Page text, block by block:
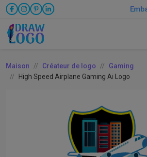
Maison Créateur de logo
Gaming
High Speed Airplane Gaming Ai Logo